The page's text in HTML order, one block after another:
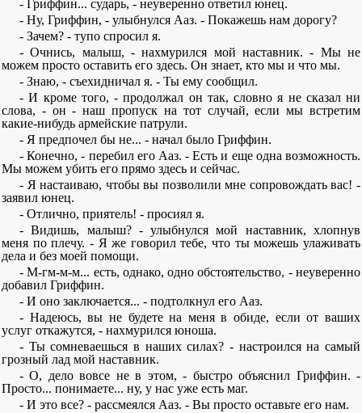
- Гриффин... сударь, - неуверенно ответил юнец.
- Ну, Гриффин, - улыбнулся Ааз. - Покажешь нам дорогу?
- Зачем? - тупо спросил я.
- Очнись, малыш, - нахмурился мой наставник. - Мы не
можем просто оставить его здесь. Он знает, кто мы и что мы.
- Знаю, - съехидничал я. - Ты ему сообщил.
- И кроме того, - продолжал он так, словно я не сказал ни
слова, - он - наш пропуск на тот случай, если мы встретим
какие-нибудь армейские патрули.
- Я предпочел бы не... - начал было Гриффин.
- Конечно, - перебил его Ааз. - Есть и еще одна возможность.
Мы можем убить его прямо здесь и сейчас.
- Я настаиваю, чтобы вы позволили мне сопровождать вас! -
заявил юнец.
- Отлично, приятель! - просиял я.
- Видишь, малыш? - улыбнулся мой наставник, хлопнув
меня по плечу. - Я же говорил тебе, что ты можешь улаживать
дела и без моей помощи.
- М-гм-м-м... есть, однако, одно обстоятельство, - неуверенно
добавил Гриффин.
- И оно заключается... - подтолкнул его Ааз.
- Надеюсь, вы не будете на меня в обиде, если от ваших
услуг откажутся, - нахмурился юноша.
- Ты сомневаешься в наших силах? - настроился на самый
грозный лад мой наставник.
- О, дело вовсе не в этом, - быстро объяснил Гриффин. -
Просто... понимаете... ну, у нас уже есть маг.
- И это все? - рассмеялся Ааз. - Вы просто оставьте его нам.